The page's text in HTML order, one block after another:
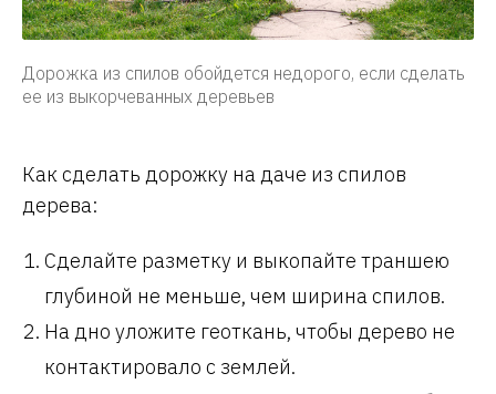
Дорожка из спилов обойдется недорого, если сделать
ее из выкорчеванных деревьев
Как сделать дорожку на даче из спилов
дерева:
Сделайте разметку и выкопайте траншею
глубиной не меньше, чем ширина спилов.
На дно уложите геоткань, чтобы дерево не
контактировало с землей.